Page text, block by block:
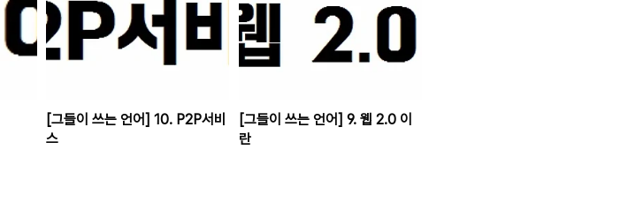
[그들이 쓰는 언어] 10. P2P서비
스
[그들이 쓰는 언어] 9. 웹 2.0 이
란